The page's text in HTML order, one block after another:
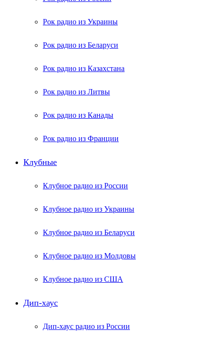
Рок радио из Украины
Рок радио из Беларуси
Рок радио из Казахстана
Рок радио из Литвы
Рок радио из Канады
Рок радио из Франции
Клубные
Клубное радио из России
Клубное радио из Украины
Клубное радио из Беларуси
Клубное радио из Молдовы
Клубное радио из США
Дип-хаус
Дип-хаус радио из России